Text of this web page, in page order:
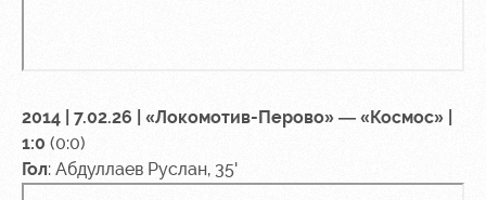
2014 | 7.02.26 | «Локомотив-Перово» — «Космос» |
1:0 (0:0)
Гол: Абдуллаев Руслан, 35'